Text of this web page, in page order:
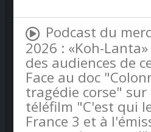
Podcast du
2026 : «Koh-
des audiences de
Face au doc
tragédie corse" sur
téléfilm "C'est qui
France 3 et à